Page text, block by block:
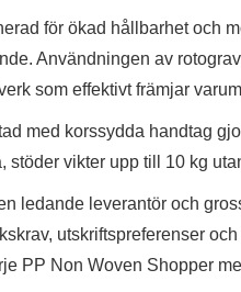
för ökad hållbarhet och
Användningen av
som effektivt främjar
med korssydda handtag
stöder vikter upp till 10 kg
ledande leverantör och
utskriftspreferenser
PP Non Woven Shopper